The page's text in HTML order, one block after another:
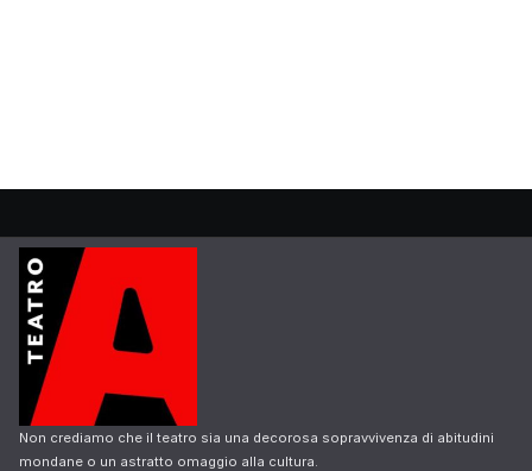
Non crediamo che il teatro sia una decorosa sopravvivenza di abitudini
mondane o un astratto omaggio alla cultura.